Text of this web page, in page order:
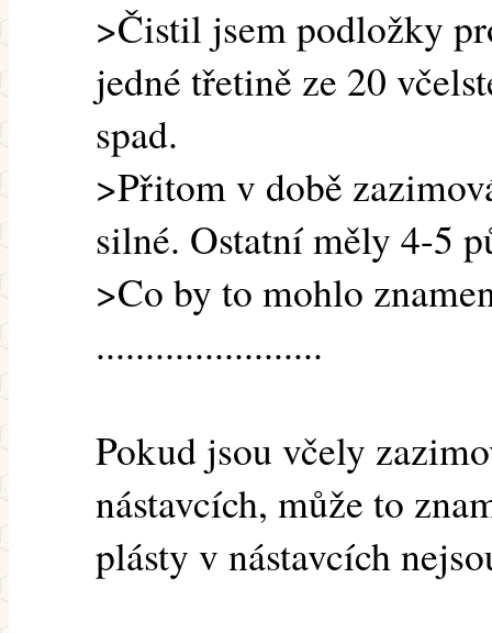
>Čistil jsem podložky
jedné třetině ze 20
spad.
>Přitom v době
silné. Ostatní měly 4-5
>Co by to mohlo
.......................
Pokud jsou včely
nástavcích, může to
plásty v nástavcích